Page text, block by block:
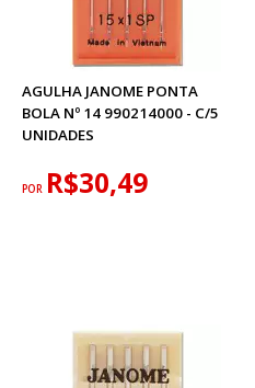
AGULHA JANOME PONTA
BOLA Nº 14 990214000 - C/5
UNIDADES
POR R$30,49